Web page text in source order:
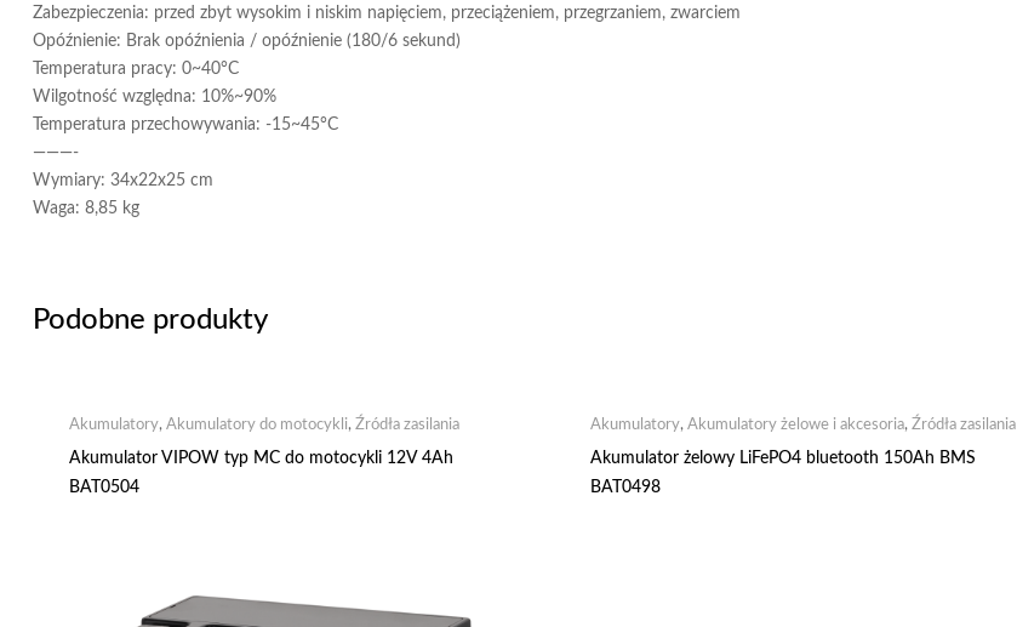
Zabezpieczenia: przed zbyt wysokim i niskim napięciem, przeciążeniem, przegrzaniem, zwarciem
Opóźnienie: Brak opóźnienia / opóźnienie (180/6 sekund)
Temperatura pracy: 0~40°C
Wilgotność względna: 10%~90%
Temperatura przechowywania: -15~45°C
———-
Wymiary: 34x22x25 cm
Waga: 8,85 kg
Podobne produkty
Akumulatory, Akumulatory do motocykli, Źródła zasilania
Akumulator VIPOW typ MC do motocykli 12V 4Ah
BAT0504
Akumulatory, Akumulatory żelowe i akcesoria, Źródła zasilania
Akumulator żelowy LiFePO4 bluetooth 150Ah BMS
BAT0498